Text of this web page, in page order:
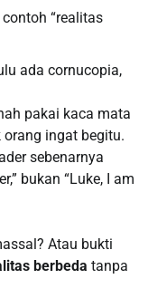
“realitas
ada cornucopia,
pakai kaca mata
ingat begitu.
sebenarnya
bukan “Luke, I am
Atau bukti
berbeda tanpa